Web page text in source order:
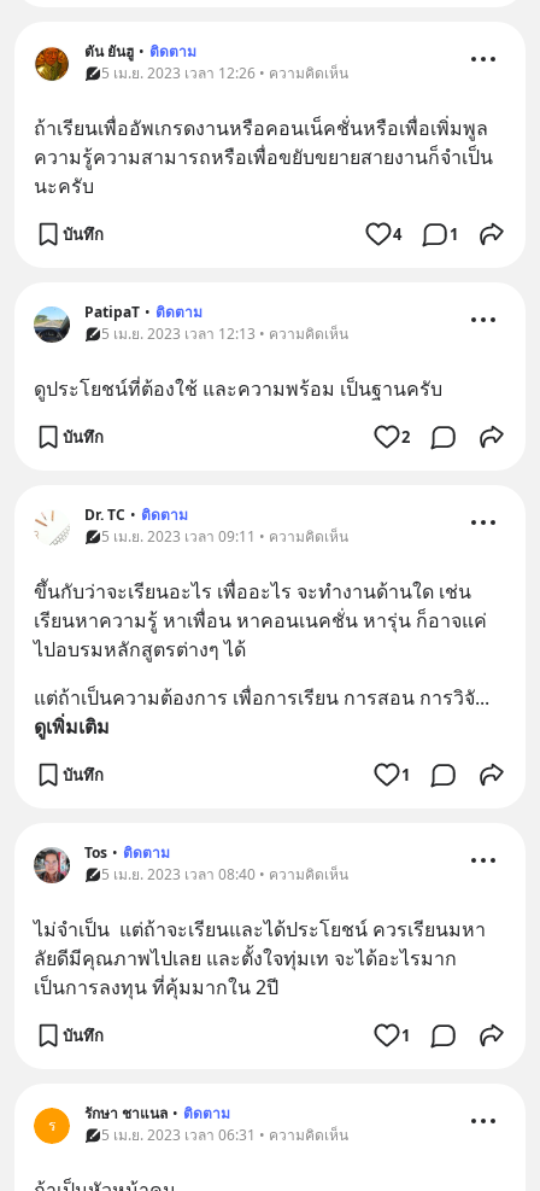
ตัน ยันฮู • ติดตาม
5 เม.ย. 2023 เวลา 12:26 • ความคิดเห็น
ถ้าเรียนเพื่ออัพเกรดงานหรือคอนเน็คชั่นหรือเพื่อเพิ่มพูล
ความรู้ความสามารถหรือเพื่อขยับขยายสายงานก็จำเป็น
นะครับ
บันทึก 4 1
PatipaT • ติดตาม
5 เม.ย. 2023 เวลา 12:13 • ความคิดเห็น
ดูประโยชน์ที่ต้องใช้ และความพร้อม เป็นฐานครับ
บันทึก 2
Dr. TC • ติดตาม
5 เม.ย. 2023 เวลา 09:11 • ความคิดเห็น
ขึันกับว่าจะเรียนอะไร เพื่ออะไร จะทำงานด้านใด เช่น
เรียนหาความรู้ หาเพื่อน หาคอนเนคชั่น หารุ่น ก็อาจแค่
ไปอบรมหลักสูตรต่างๆ ได้
แต่ถ้าเป็นความต้องการ เพื่อการเรียน การสอน การวิจั...
ดูเพิ่มเติม
บันทึก 1
Tos • ติดตาม
5 เม.ย. 2023 เวลา 08:40 • ความคิดเห็น
ไม่จำเป็น  แต่ถ้าจะเรียนและได้ประโยชน์ ควรเรียนมหา
ลัยดีมีคุณภาพไปเลย และตั้งใจทุ่มเท จะได้อะไรมาก
เป็นการลงทุน ที่คุ้มมากใน 2ปี
บันทึก 1
ร
รักษา ชาแนล • ติดตาม
5 เม.ย. 2023 เวลา 06:31 • ความคิดเห็น